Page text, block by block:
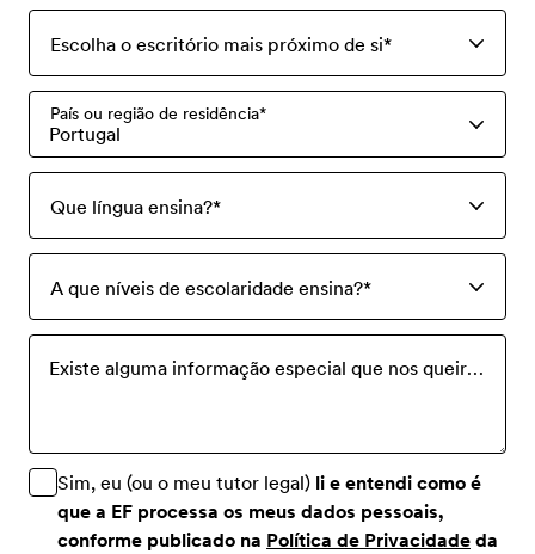
Escolha o escritório mais próximo de si*
País ou região de residência*
Portugal
Que língua ensina?*
A que níveis de escolaridade ensina?*
Existe alguma informação especial que nos queira solicitar? Por favor informe-nos aqui.
Sim, eu (ou o meu tutor legal) li e entendi como é
que a EF processa os meus dados pessoais,
conforme publicado na Política de Privacidadeda